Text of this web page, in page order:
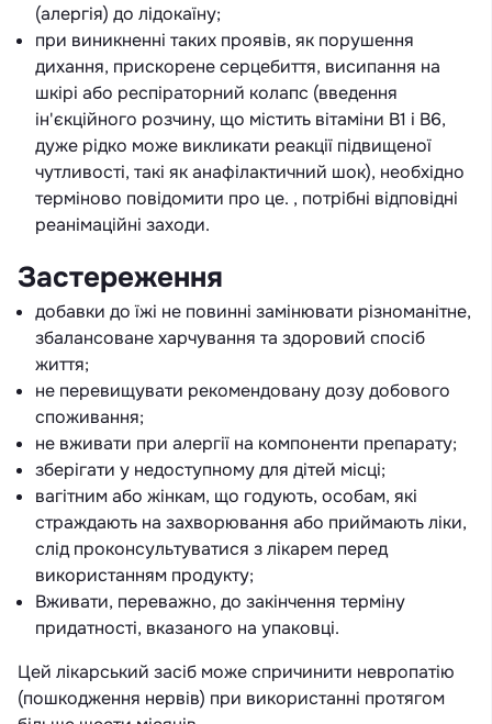
(алергія) до лідокаїну;
при виникненні таких проявів, як порушення
дихання, прискорене серцебиття, висипання на
шкірі або респіраторний колапс (введення
ін'єкційного розчину, що містить вітаміни В1 і В6,
дуже рідко може викликати реакції підвищеної
чутливості, такі як анафілактичний шок), необхідно
терміново повідомити про це. , потрібні відповідні
реанімаційні заходи.
Застереження
добавки до їжі не повинні замінювати різноманітне,
збалансоване харчування та здоровий спосіб
життя;
не перевищувати рекомендовану дозу добового
споживання;
не вживати при алергії на компоненти препарату;
зберігати у недоступному для дітей місці;
вагітним або жінкам, що годують, особам, які
страждають на захворювання або приймають ліки,
слід проконсультуватися з лікарем перед
використанням продукту;
Вживати, переважно, до закінчення терміну
придатності, вказаного на упаковці.
Цей лікарський засіб може спричинити невропатію
(пошкодження нервів) при використанні протягом